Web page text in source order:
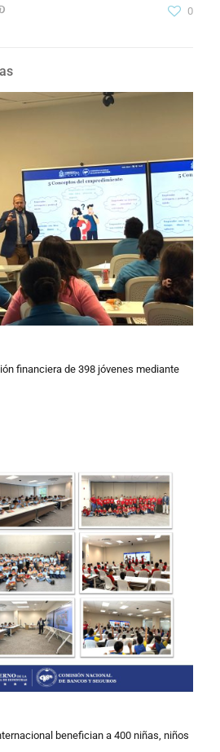
0
financiera de 398 jóvenes mediante
benefician a 400 niñas, niños